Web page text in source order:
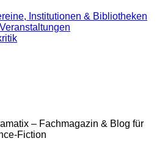
Institutionen & Bibliotheken
– Fachmagazin & Blog für
Fiction